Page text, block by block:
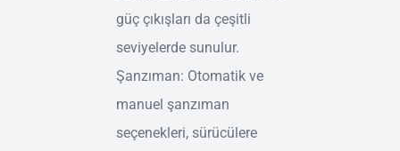
güç çıkışları da çeşitli
seviyelerde sunulur.
Şanzıman: Otomatik ve
manuel şanzıman
seçenekleri, sürücülere